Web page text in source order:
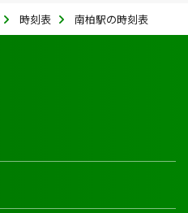
時刻表 南柏駅の時刻表